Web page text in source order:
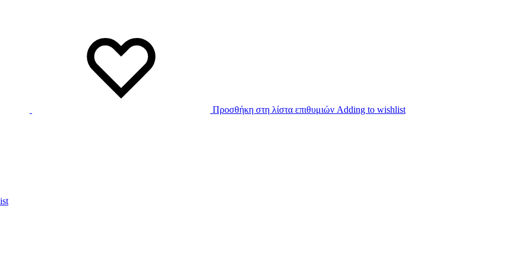
Προσθήκη στη λίστα επιθυμιών Adding to wishlist